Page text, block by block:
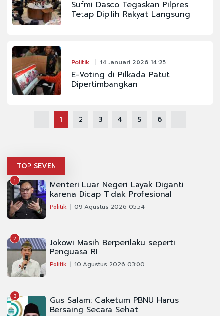
Sufmi Dasco Tegaskan Pilpres
Tetap Dipilih Rakyat Langsung
Politik 14 Januari 2026 14:25
E-Voting di Pilkada Patut
Dipertimbangkan
1 2 3 4 5 6
TOP SEVEN
1 Menteri Luar Negeri Layak Diganti
karena Dicap Tidak Profesional
Politik 09 Agustus 2026 05:54
2 Jokowi Masih Berperilaku seperti
Penguasa RI
Politik 10 Agustus 2026 03:00
3 Gus Salam: Caketum PBNU Harus
Bersaing Secara Sehat